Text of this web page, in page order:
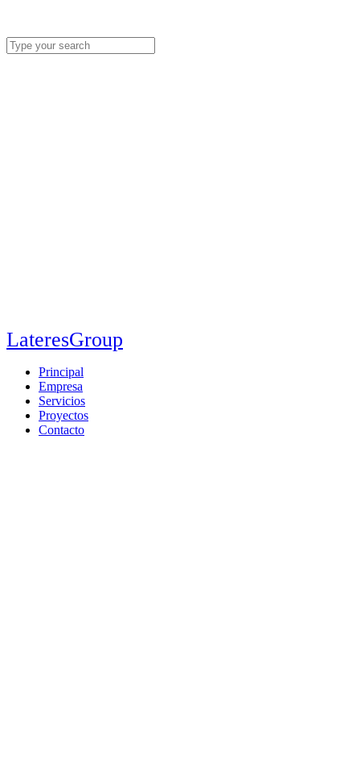
LateresGroup
Principal
Empresa
Servicios
Proyectos
Contacto